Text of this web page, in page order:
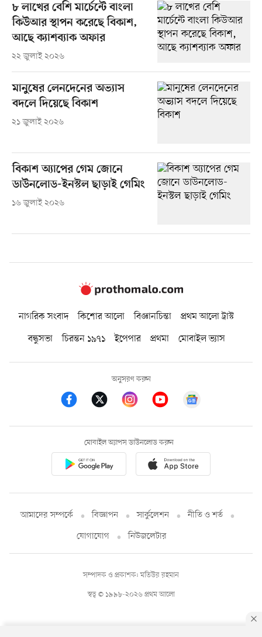
৮ লাখের বেশি মার্চেন্টে বাংলা
কিউআর স্থাপন করেছে বিকাশ,
আছে ক্যাশব্যাক অফার
২২ জুলাই ২০২৬
মানুষের লেনদেনের অভ্যাস
বদলে দিয়েছে বিকাশ
২১ জুলাই ২০২৬
বিকাশ অ্যাপের গেম জোনে
ডাউনলোড-ইনস্টল ছাড়াই গেমিং
১৬ জুলাই ২০২৬
নাগরিক সংবাদ কিশোর আলো বিজ্ঞানচিন্তা
প্রথম আলো ট্রাস্ট
বন্ধুসভা
চিরন্তন ১৯৭১ ইপেপার প্রথমা মোবাইল ভ্যাস
অনুসরণ করুন
মোবাইল অ্যাপস ডাউনলোড করুন
আমাদের সম্পর্কে বিজ্ঞাপন সার্কুলেশন
নীতি ও শর্ত
যোগাযোগ
নিউজলেটার
স্বত্ব © ১৯৯৮-২০২৬ প্রথম আলো
সম্পাদক ও প্রকাশক: মতিউর রহমান